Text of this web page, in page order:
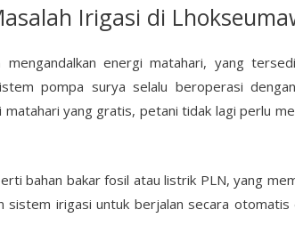
Irigasi di
energi matahari, yang
pompa surya selalu beroperasi
yang gratis, petani tidak lagi perlu
bahan bakar fosil atau listrik PLN, yang
sistem irigasi untuk berjalan secara